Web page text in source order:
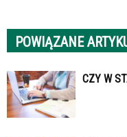
POWIĄZANE
CZY W